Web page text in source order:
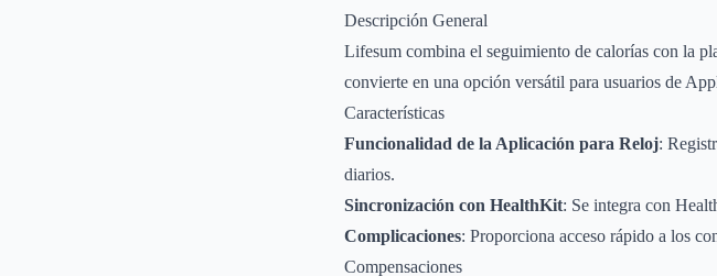
Descripción General
Lifesum combina el seguimiento de calorías con la
convierte en una opción versátil para usuarios de
Características
Funcionalidad de la Aplicación para Reloj:
diarios.
Sincronización con HealthKit: Se integra con
Complicaciones: Proporciona acceso rápido a los
Compensaciones